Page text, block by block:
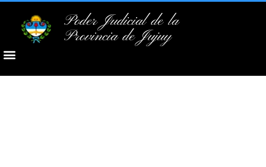
Poder Judicial de la
Provincia de Jujuy